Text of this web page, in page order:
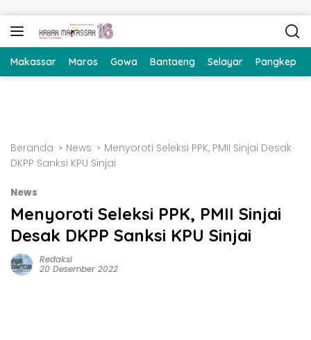
Makassar Maros Gowa Bantaeng Selayar Pangkep
Beranda News
Menyoroti Seleksi PPK, PMII Sinjai Desak
DKPP Sanksi KPU Sinjai
News
Menyoroti Seleksi PPK, PMII Sinjai
Desak DKPP Sanksi KPU Sinjai
Redaksi
20 Desember 2022